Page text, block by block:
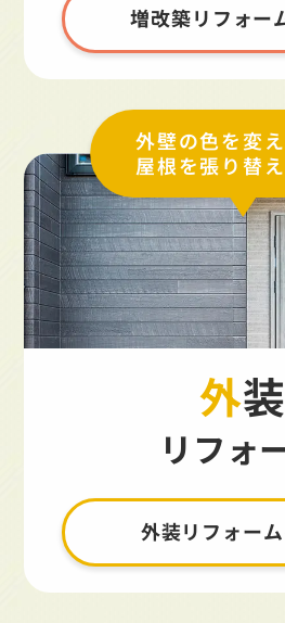
増改築リフォー
外壁の色を変え
屋根を張り替
外装
リフォ
外装リフォー